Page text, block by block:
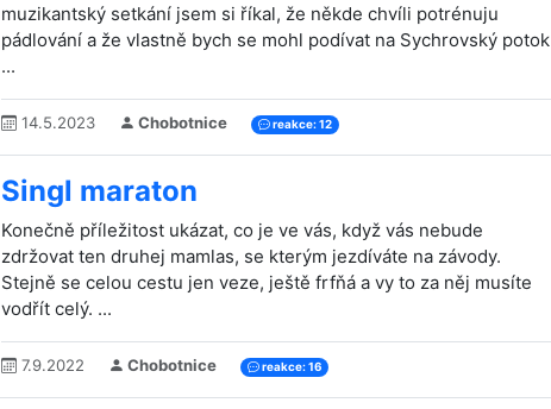
muzikantský setkání jsem si říkal, že někde chvíli potrénuju
pádlování a že vlastně bych se mohl podívat na Sychrovský potok
...
14.5.2023 Chobotnice reakce: 12
Singl maraton
Konečně příležitost ukázat, co je ve vás, když vás nebude
zdržovat ten druhej mamlas, se kterým jezdíváte na závody.
Stejně se celou cestu jen veze, ještě frfňá a vy to za něj musíte
vodřít celý. ...
7.9.2022 Chobotnice reakce: 16